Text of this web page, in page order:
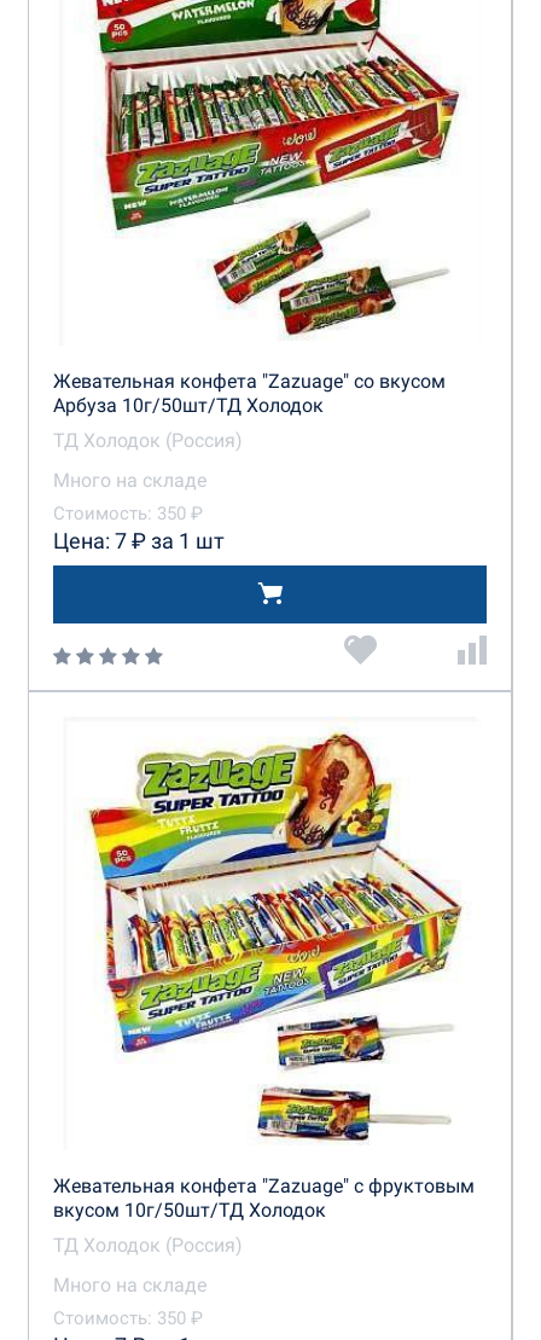
Жевательная конфета "Zazuage" со вкусом
Арбуза 10г/50шт/ТД Холодок
ТД Холодок (Россия)
Много на складе
Стоимость: 350 ₽
Цена: 7 ₽ за 1 шт
Жевательная конфета "Zazuage" с фруктовым
вкусом 10г/50шт/ТД Холодок
ТД Холодок (Россия)
Много на складе
Стоимость: 350 ₽